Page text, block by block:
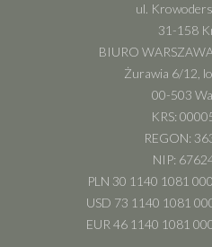
ul.
31-158
BIURO
Żurawia 6/12,
00-503
KRS:
REGON:
NIP:
PLN 30 1140 1081
USD 73 1140 1081
EUR 46 1140 1081